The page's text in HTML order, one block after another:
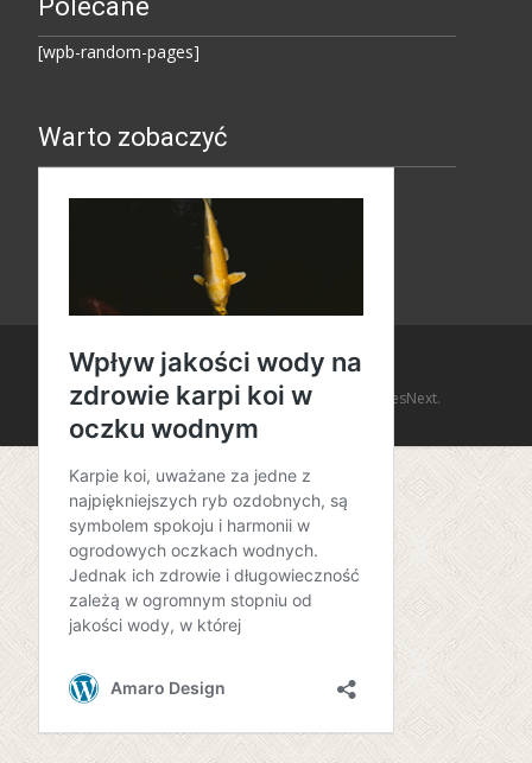
Polecane
[wpb-random-pages]
Warto zobaczyć
Copyright © Amaro Design
Powered by WordPress, Themei-design by TemplatesNext.